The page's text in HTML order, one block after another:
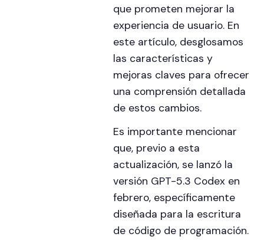
que prometen mejorar la
experiencia de usuario. En
este artículo, desglosamos
las características y
mejoras claves para ofrecer
una comprensión detallada
de estos cambios.
Es importante mencionar
que, previo a esta
actualización, se lanzó la
versión GPT-5.3 Codex en
febrero, específicamente
diseñada para la escritura
de código de programación.